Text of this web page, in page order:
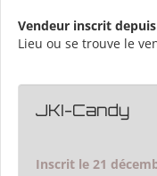
Vendeur inscrit
Lieu ou se trouve le
JKI-Candy
Inscrit le 21